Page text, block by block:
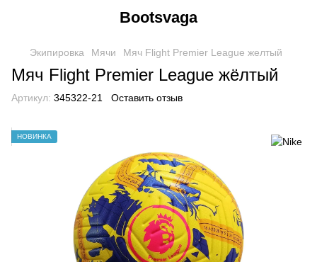
Bootsvaga
Экипировка Мячи Мяч Flight Premier League желтый
Мяч Flight Premier League жёлтый
Артикул: 345322-21 Оставить отзыв
НОВИНКА